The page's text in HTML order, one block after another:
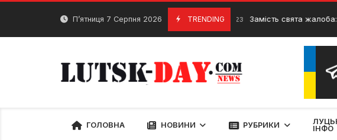
Skip
П’ятниця 7 Серпня 2026 TRENDING
26 Грудня, 2023 Замість свята жалоба: на
ГОЛОВНА НОВИНИ РУБРИКИ
ІНФО